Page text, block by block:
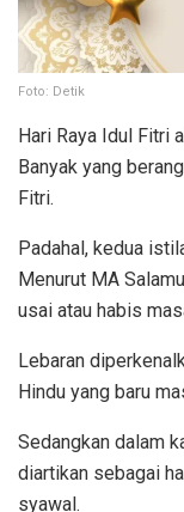
Foto: Detik
Hari Raya Idul Fitri
Banyak yang
Fitri.
Padahal, kedua
Menurut MA
usai atau habis
Lebaran
Hindu yang baru
Sedangkan dalam
diartikan sebagai
syawal.